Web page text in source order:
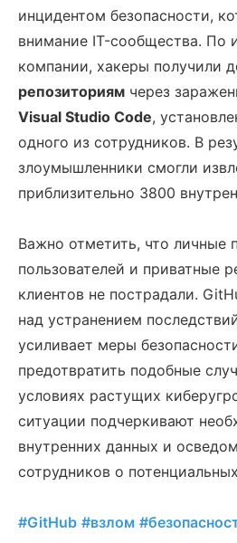
инцидентом безопасности,
внимание IT-сообщества. По
компании, хакеры получили
репозиториям через
Visual Studio Code,
одного из сотрудников. В
злоумышленники смогли
приблизительно 3800
Важно отметить, что личные
пользователей и приватные
клиентов не пострадали.
над устранением
усиливает меры
предотвратить подобные
условиях растущих
ситуации подчеркивают
внутренних данных и
сотрудников о
#GitHub #взлом